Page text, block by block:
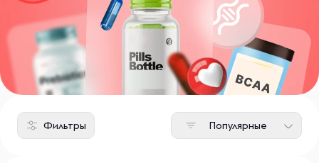
Фильтры Популярные